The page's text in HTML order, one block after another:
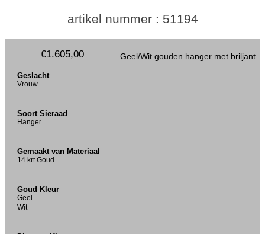
artikel nummer : 51194
Geel/Wit gouden hanger met briljant
€1.605,00
Geslacht
Vrouw
Soort Sieraad
Hanger
Gemaakt van Materiaal
14 krt Goud
Goud Kleur
Geel
Wit